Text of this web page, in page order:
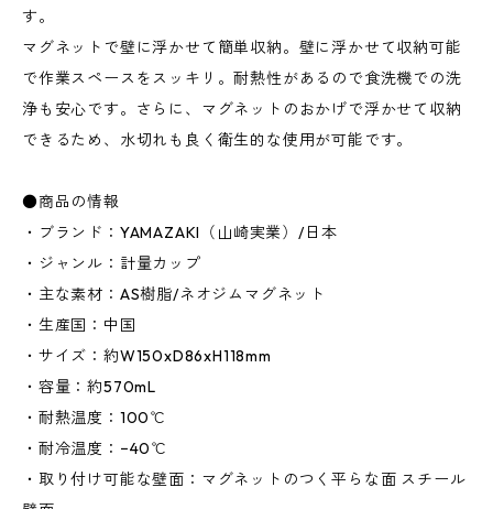
す。
マグネットで壁に浮かせて簡単収納。壁に浮かせて収納可能
で作業スペースをスッキリ。耐熱性があるので食洗機での洗
浄も安心です。さらに、マグネットのおかげで浮かせて収納
できるため、水切れも良く衛生的な使用が可能です。
●商品の情報
・ブランド：YAMAZAKI（山崎実業）/日本
・ジャンル：計量カップ
・主な素材：AS樹脂/ネオジムマグネット
・生産国：中国
・サイズ：約W150xD86xH118mm
・容量：約570mL
・耐熱温度：100℃
・耐冷温度：−40℃
・取り付け可能な壁面：マグネットのつく平らな面 スチール